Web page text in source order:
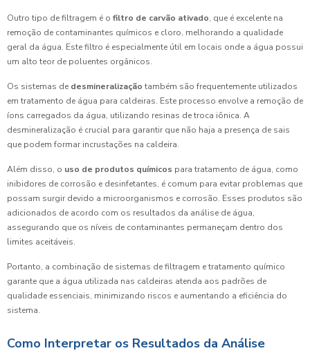
Outro tipo de filtragem é o filtro de carvão ativado, que é excelente na
remoção de contaminantes químicos e cloro, melhorando a qualidade
geral da água. Este filtro é especialmente útil em locais onde a água possui
um alto teor de poluentes orgânicos.
Os sistemas de desmineralização também são frequentemente utilizados
em tratamento de água para caldeiras. Este processo envolve a remoção de
íons carregados da água, utilizando resinas de troca iônica. A
desmineralização é crucial para garantir que não haja a presença de sais
que podem formar incrustações na caldeira.
Além disso, o uso de produtos químicos para tratamento de água, como
inibidores de corrosão e desinfetantes, é comum para evitar problemas que
possam surgir devido a microorganismos e corrosão. Esses produtos são
adicionados de acordo com os resultados da análise de água,
assegurando que os níveis de contaminantes permaneçam dentro dos
limites aceitáveis.
Portanto, a combinação de sistemas de filtragem e tratamento químico
garante que a água utilizada nas caldeiras atenda aos padrões de
qualidade essenciais, minimizando riscos e aumentando a eficiência do
sistema.
Como Interpretar os Resultados da Análise